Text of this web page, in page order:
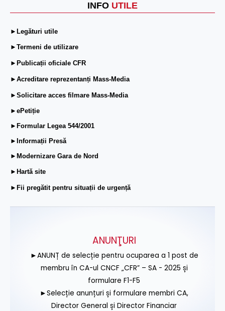
INFO UTILE
►Legături utile
►Termeni de utilizare
►Publicații oficiale CFR
►Acreditare reprezentanți Mass-Media
►Solicitare acces filmare Mass-Media
►ePetiție
►Formular Legea 544/2001
►Informații Presă
►Modernizare Gara de Nord
►Hartă site
►Fii pregătit pentru situații de urgență
ANUNŢURI
►ANUNȚ de selecție pentru ocuparea a 1 post de
membru în CA-ul CNCF „CFR” – SA - 2025 și
formulare F1-F5
►Selecție anunțuri și formulare membri CA,
Director General și Director Financiar